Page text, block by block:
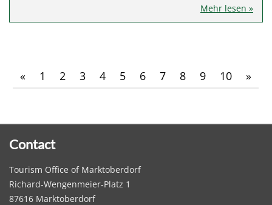
Mehr lesen »
« 1 2 3 4 5 6 7 8 9 10 »
Contact
Tourism Office of Marktoberdorf
Richard-Wengenmeier-Platz 1
87616 Marktoberdorf